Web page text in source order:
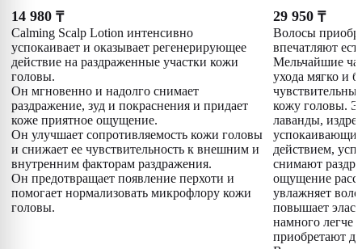
14 980 ₸
Calming Scalp Lotion интенсивно
успокаивает и оказывает регенерирующее
действие на раздраженные участки кожи
головы.
Он мгновенно и надолго снимает
раздражение, зуд и покраснения и придает
коже приятное ощущение.
Он улучшает сопротивляемость кожи головы
и снижает ее чувствительность к внешним и
внутренним факторам раздражения.
Он предотвращает появление перхоти и
помогает нормализовать микрофлору кожи
головы.
29 950 ₸
Волосы
впечатляют
Мельчайшие
ухода мягко и
кожу головы.
лаванды,
действием,
снимают
ощущение
увлажняет
повышает
намного легче
приобретают